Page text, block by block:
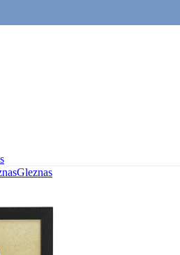
Gleznas